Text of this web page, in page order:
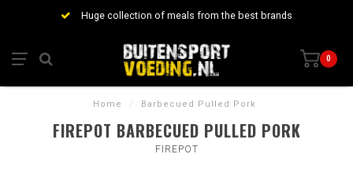
Huge collection of meals from the best brands
0
Home / Barbecued Pulled Pork
FIREPOT BARBECUED PULLED PORK
FIREPOT